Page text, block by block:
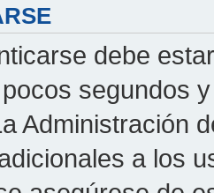
debe
segundos
Administración
a los